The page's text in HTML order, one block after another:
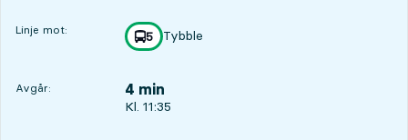
Linje mot: linje
5
mot
Tybble
,
Avgår: 4 min
Avgår, Kl. 11:35, om 4 min
Kl. 11:35